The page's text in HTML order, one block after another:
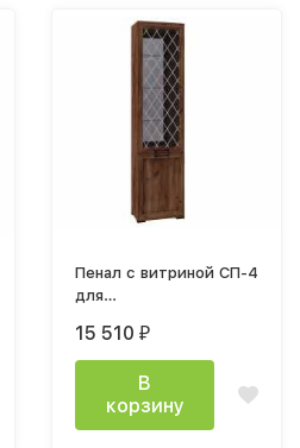
Пенал с витриной СП-4
для
15 510 ₽
В
корзину